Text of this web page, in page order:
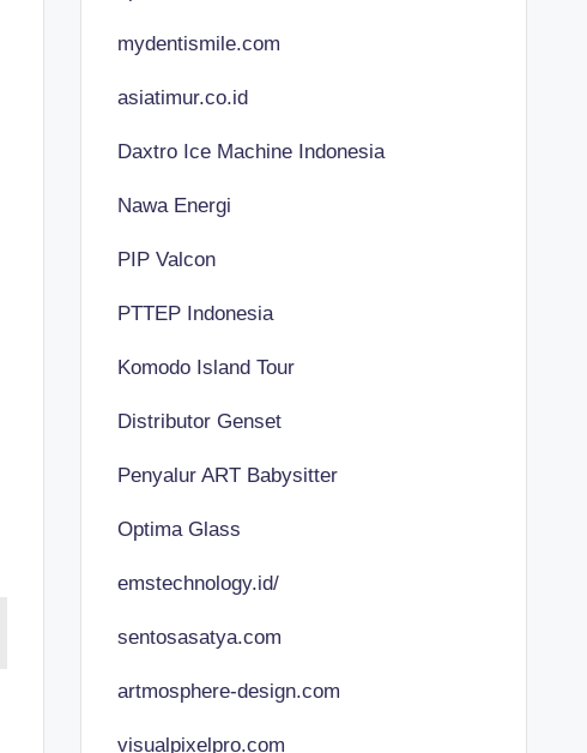
mydentismile.com
asiatimur.co.id
Daxtro Ice Machine Indonesia
Nawa Energi
PIP Valcon
PTTEP Indonesia
Komodo Island Tour
Distributor Genset
Penyalur ART Babysitter
Optima Glass
emstechnology.id/
sentosasatya.com
artmosphere-design.com
visualpixelpro.com